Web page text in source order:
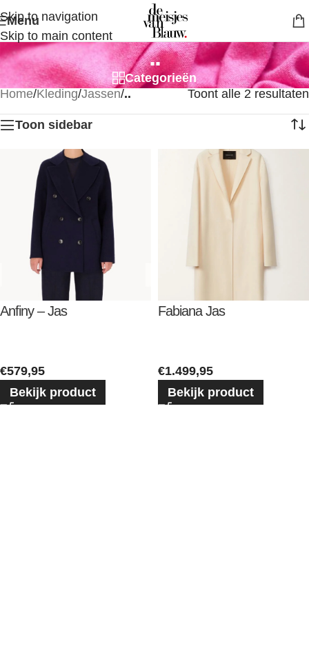
Skip to navigation
Skip to main content
Menu
..
Categorieën
Home/Kleding/Jassen/.. Toont alle 2 resultaten
Toon sidebar
Anfiny – Jas
€579,95
Bekijk product
Fabiana Jas
€1.499,95
Bekijk product